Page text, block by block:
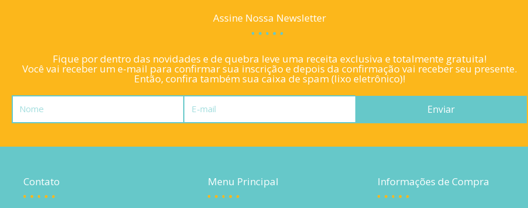
Assine Nossa Newsletter
Fique por dentro das novidades e de quebra leve uma receita exclusiva e totalmente gratuita!
Você vai receber um e-mail para confirmar sua inscrição e depois da confirmação vai receber seu presente.
Então, confira também sua caixa de spam (lixo eletrônico)!
Nome
mail
Enviar
Contato Menu Principal Informações de Compra